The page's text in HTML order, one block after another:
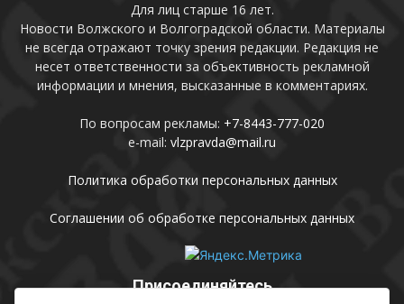
Для лиц старше 16 лет.
Новости Волжского и Волгоградской области. Материалы
не всегда отражают точку зрения редакции. Редакция не
несет ответственности за объективность рекламной
информации и мнения, высказанные в комментариях.
По вопросам рекламы: +7-8443-777-020
e-mail: vlzpravda@mail.ru
Политика обработки персональных данных
Соглашении об обработке персональных данных
Присоединяйтесь